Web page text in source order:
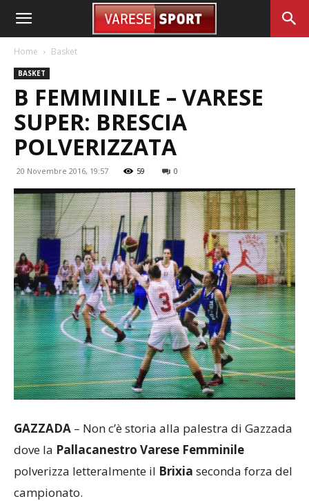
Home Basket
BASKET
B FEMMINILE – VARESE
SUPER: BRESCIA
POLVERIZZATA
20 Novembre 2016, 19:57 59 0
GAZZADA – Non c’è storia alla palestra di Gazzada
dove la Pallacanestro Varese Femminile
polverizza letteralmente il Brixia seconda forza del
campionato.